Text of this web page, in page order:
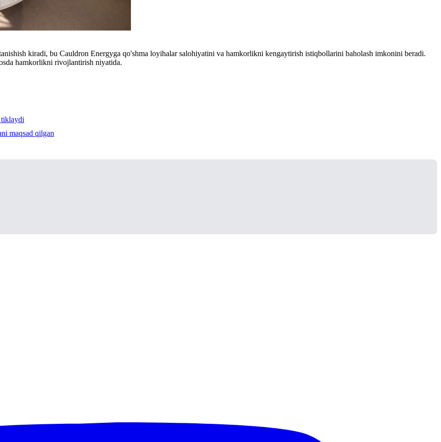
kiradi, bu Cauldron Energyga qo'shma loyihalar salohiyatini va hamkorlikni kengaytirish istiqbollarini baholash imkonini beradi.
hamkorlikni rivojlantirish niyatida.
tiklaydi
maqsad qilgan